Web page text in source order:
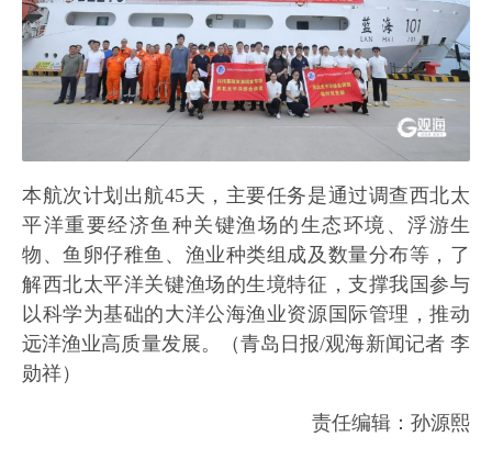
本航次计划出航45天，主要任务是通过调查西北太
平洋重要经济鱼种关键渔场的生态环境、浮游生
物、鱼卵仔稚鱼、渔业种类组成及数量分布等，了
解西北太平洋关键渔场的生境特征，支撑我国参与
以科学为基础的大洋公海渔业资源国际管理，推动
远洋渔业高质量发展。（青岛日报/观海新闻记者 李
勋祥）
责任编辑：孙源熙